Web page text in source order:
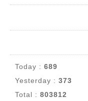
Today : 689
Yesterday : 373
Total : 803812